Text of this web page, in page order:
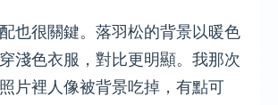
也很關鍵。落羽松的背景以暖色
淺色衣服，對比更明顯。我那次
片裡人像被背景吃掉，有點可